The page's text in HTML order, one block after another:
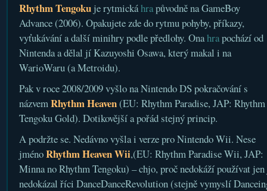
Rhythm Tengokuje rytmickáhrapůvodně na GameBoy
Advance (2006). Opakujete zde do rytmu pohyby, příkazy,
vyťukávání a další minihry podle předlohy. Onahrapochází od
Nintenda a dělal jí Kazuyoshi Osawa, který makal i na
WarioWaru (a Metroidu).
Pak v roce 2008/2009 vyšlo na Nintendo DS pokračování s
názvemRhythm Heaven(EU: Rhythm Paradise, JAP: Rhythm
Tengoku Gold). Dotikovější a pořád stejný princip.
A podržte se. Nedávno vyšla i verze pro Nintendo Wii. Nese
jménoRhythm Heaven Wii,(EU: Rhythm Paradise Wii, JAP:
Minna no Rhythm Tengoku) – chjo, proč nedokáží používat
nedokázal říci DanceDanceRevolution (stejně vymyslí